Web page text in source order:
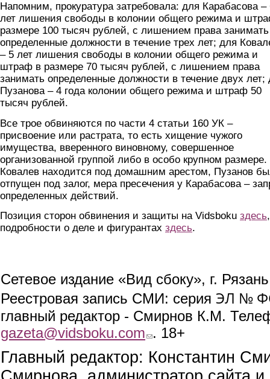
Напомним, прокуратура затребовала: для Карабасова –
лет лишения свободы в колонии общего режима и
размере 100 тысяч рублей, с лишением права занимать
определенные должности в течение трех лет; для
– 5 лет лишения свободы в колонии общего режима и
штраф в размере 70 тысяч рублей, с лишением права
занимать определенные должности в течение двух лет;
Пузанова – 4 года колонии общего режима и штраф 50
тысяч рублей.
Все трое обвиняются по части 4 статьи 160 УК –
присвоение или растрата, то есть хищение чужого
имущества, вверенного виновному, совершенное
организованной группой либо в особо крупном размере.
Ковалев находится под домашним арестом, Пузанов
отпущен под залог, мера пресечения у Карабасова –
определенных действий.
Позиция сторон обвинения и защиты на Vidsboku здесь,
подробности о деле и фигурантах здесь.
Сетевое издание «Вид сбоку», г.
Реестровая запись СМИ: серия ЭЛ №
главный редактор - Смирнов К.М.
gazeta@vidsboku.com (link sends e-mail)
. 18+
Главный редактор: Константин